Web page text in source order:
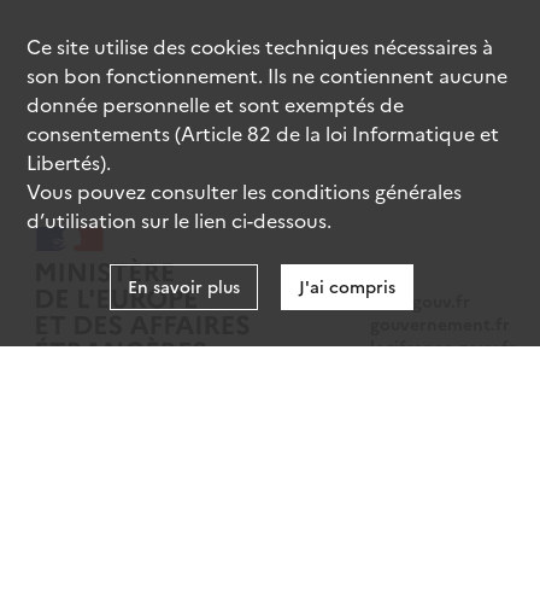
data.gouv.fr
legifrance.gouv.fr
Ce site utilise descookiestechniques nécessaires à
son bon fonctionnement. Ils ne contiennent aucune
donnée personnelle et sont exemptés de
consentements (Article 82 de la loi Informatique et
Libertés).
Vous pouvez consulter les conditions générales
d’utilisation sur le lien ci-dessous.
En savoir plus J'ai compris